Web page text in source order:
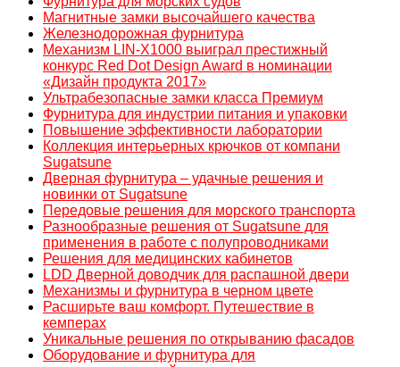
Магнитные замки высочайшего качества
Железнодорожная фурнитура
Механизм LIN-X1000 выиграл престижный
конкурс Red Dot Design Award в номинации
«Дизайн продукта 2017»
Ультрабезопасные замки класса Премиум
Фурнитура для индустрии питания и упаковки
Повышение эффективности лаборатории
Коллекция интерьерных крючков от компани
Sugatsune
Дверная фурнитура – удачные решения и
новинки от Sugatsune
Передовые решения для морского транспорта
Разнообразные решения от Sugatsune для
применения в работе с полупроводниками
Решения для медицинских кабинетов
LDD Дверной доводчик для распашной двери
Механизмы и фурнитура в черном цвете
Расширьте ваш комфорт. Путешествие в
кемперах
Уникальные решения по открыванию фасадов
Оборудование и фурнитура для